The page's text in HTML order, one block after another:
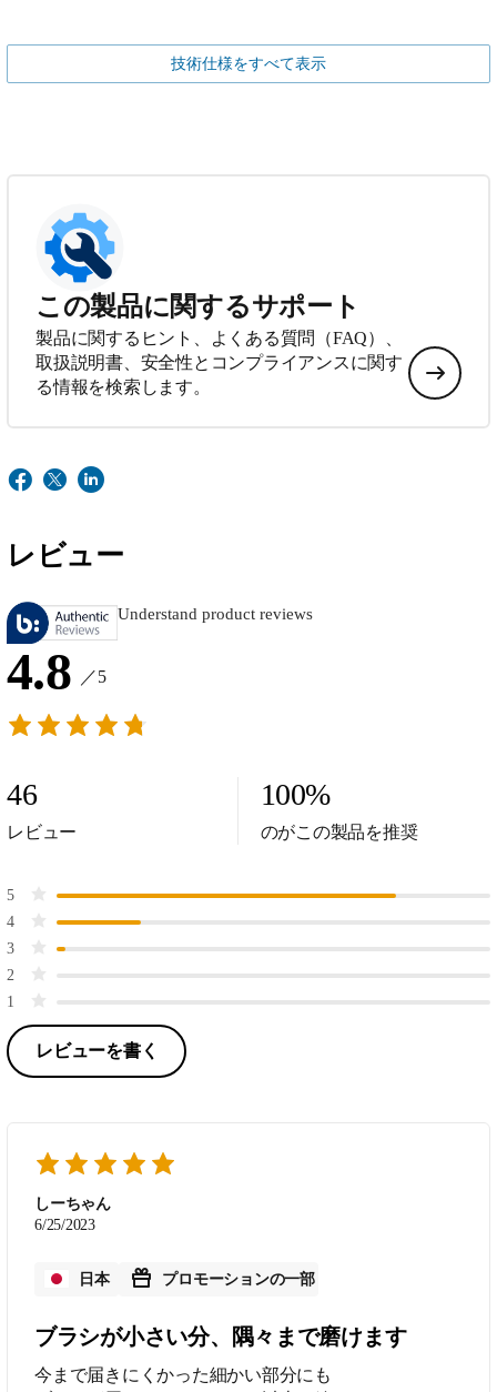
技術仕様をすべて表示
この製品に関するサポート
製品に関するヒント、よくある質問（FAQ）、
取扱説明書、安全性とコンプライアンスに関す
る情報を検索します。
レビュー
Understand product reviews
4.8 ／5
46
レビュー
100%
のがこの製品を推奨
5
4
3
2
1
レビューを書く
しーちゃん
6/25/2023
日本 プロモーションの一部
ブラシが小さい分、隅々まで磨けます
今まで届きにくかった細かい部分にも